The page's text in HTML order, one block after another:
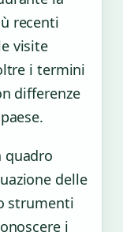
recenti
visite
i termini
differenze
quadro
delle
strumenti
i